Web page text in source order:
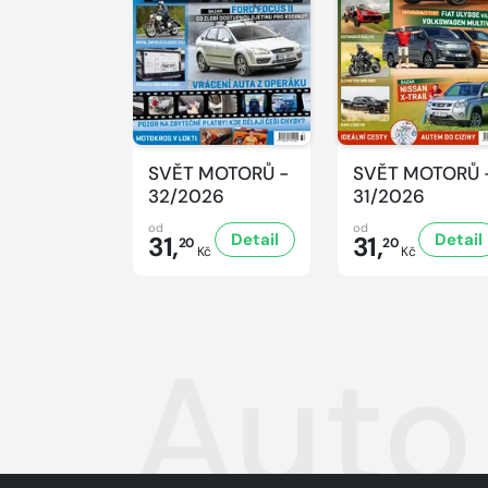
SVĚT MOTORŮ -
32/2026
od
31,20 Kč
Detail
SVĚT MOTORŮ
31/2026
od
31,20Kč
Detail